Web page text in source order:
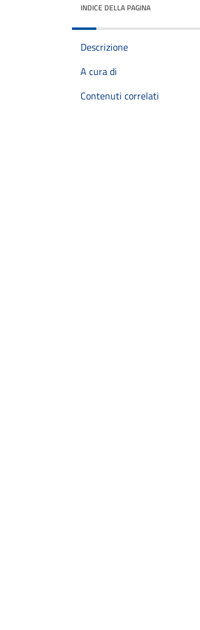
INDICE DELLA PAGINA
Descrizione
A cura di
Contenuti correlati